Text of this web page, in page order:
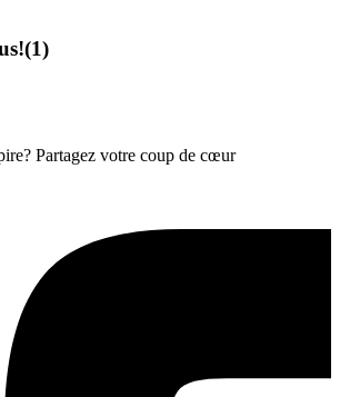
Partagez votre coup de cœur